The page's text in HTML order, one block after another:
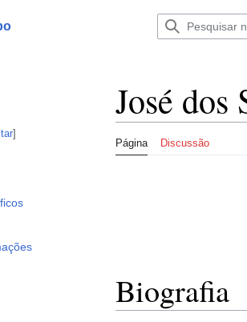
lateral
José dos
Página Discussão
Biografia